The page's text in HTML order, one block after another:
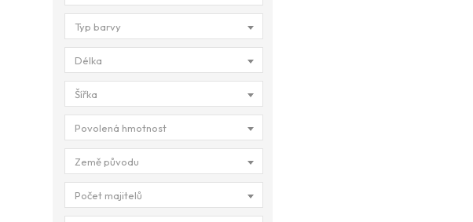
Typ barvy
Délka
Šířka
Povolená hmotnost
Země původu
Počet majitelů